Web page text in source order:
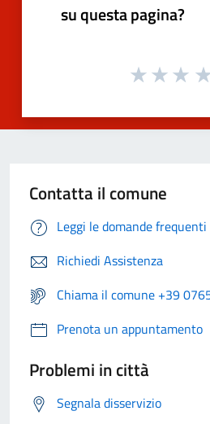
su questa pagina?
Contatta il comune
Leggi le domande frequenti
Richiedi Assistenza
Chiama il comune +39
Prenota un appuntamento
Problemi in città
Segnala disservizio